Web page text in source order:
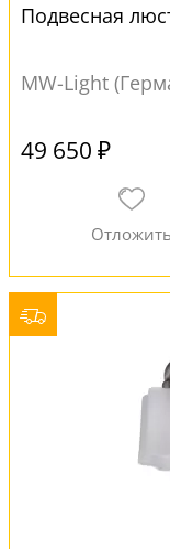
Подвесная
MW-Light
49 650 ₽